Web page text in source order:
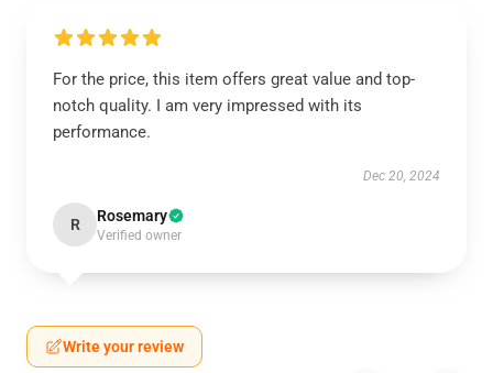
For the price, this item offers great value and top-
notch quality. I am very impressed with its
performance.
Dec 20, 2024
R Rosemary
Verified owner
Write your review